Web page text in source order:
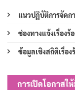
แนวปฏิบัติการจัดก
ช่องทางแจ้งเรื่อง
ข้อมูลเชิงสถิติเรื่อ
การเปิดโอกาสใ